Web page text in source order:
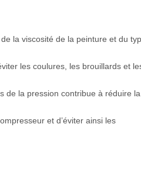
la viscosité de la peinture et du
les coulures, les brouillards et
de la pression contribue à réduire la
et d’éviter ainsi les